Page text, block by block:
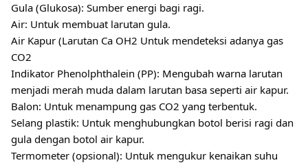
Gula (Glukosa): Sumber energi bagi ragi.
Air: Untuk membuat larutan gula.
Air Kapur (Larutan Ca OH2 Untuk mendeteksi adanya gas
CO2
Indikator Phenolphthalein (PP): Mengubah warna larutan
menjadi merah muda dalam larutan basa seperti air kapur.
Balon: Untuk menampung gas CO2 yang terbentuk.
Selang plastik: Untuk menghubungkan botol berisi ragi dan
gula dengan botol air kapur.
Termometer (opsional): Untuk mengukur kenaikan suhu